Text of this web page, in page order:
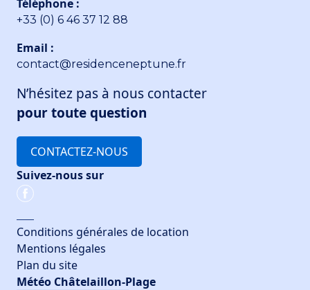
Téléphone :
+33 (0) 6 46 37 12 88
Email :
contact@residenceneptune.fr
N’hésitez pas à nous contacter
pour toute question
CONTACTEZ-NOUS
Suivez-nous sur
Conditions générales de location
Mentions légales
Plan du site
Météo Châtelaillon-Plage